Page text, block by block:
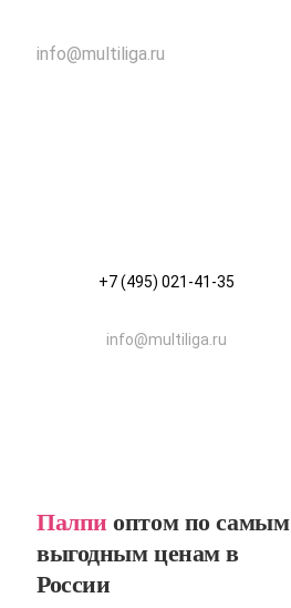
info@multiliga.ru
+7 (495) 021-41-35
info@multiliga.ru
Палпиоптом по самым
выгодным ценам в
России